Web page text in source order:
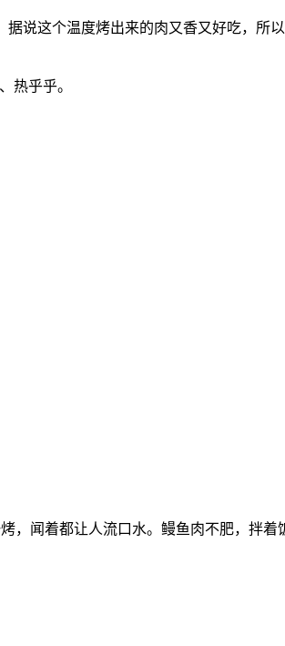
据说这个温度烤出来的肉又香又好吃，所
热乎乎。
，闻着都让人流口水。鳗鱼肉不肥，拌着